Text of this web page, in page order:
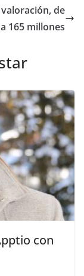
de
165 millones
con